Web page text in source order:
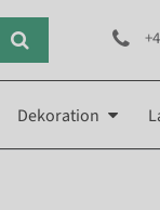
Dekoration